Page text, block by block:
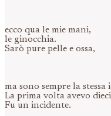
ecco qua le mie mani,
le ginocchia.
Sarò pure pelle e ossa,
ma sono sempre la
La prima volta avevo
Fu un incidente.